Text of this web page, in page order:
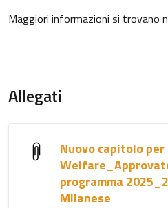
Maggiori informazioni si trovano
Allegati
Nuovo capitolo per
programma
Milanese